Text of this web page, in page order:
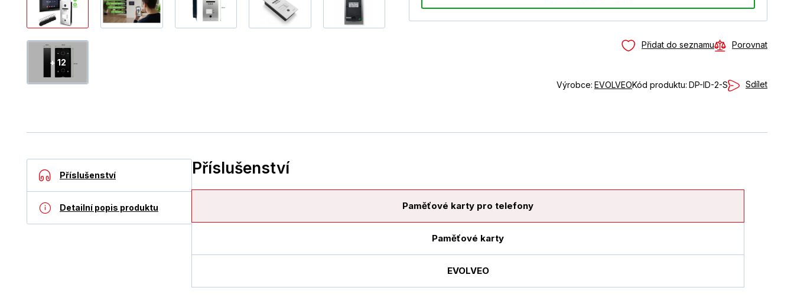
+ 12
Přidat do seznamu Porovnat
Výrobce: EVOLVEOKód produktu: DP-ID-2-S Sdílet
Příslušenství
Detailní popis produktu
Příslušenství
Paměťové karty pro telefony
Paměťové karty
EVOLVEO